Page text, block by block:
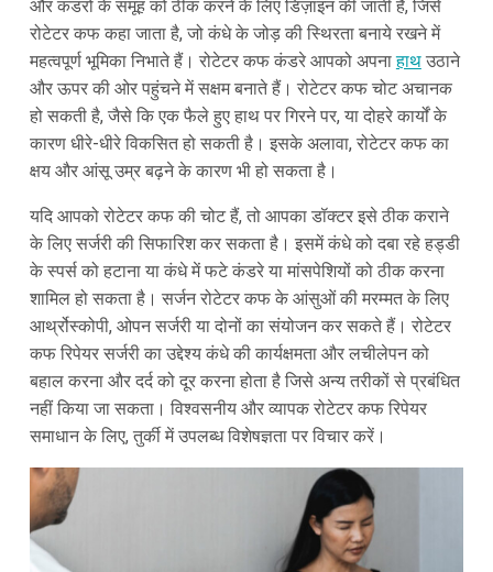
और कंडरों के समूह को ठीक करने के लिए डिज़ाइन की जाती है, जिसे
रोटेटर कफ कहा जाता है, जो कंधे के जोड़ की स्थिरता बनाये रखने में
महत्वपूर्ण भूमिका निभाते हैं। रोटेटर कफ कंडरे आपको अपनाहाथउठाने
और ऊपर की ओर पहुंचने में सक्षम बनाते हैं। रोटेटर कफ चोट अचानक
हो सकती है, जैसे कि एक फैले हुए हाथ पर गिरने पर, या दोहरे कार्यों के
कारण धीरे-धीरे विकसित हो सकती है। इसके अलावा, रोटेटर कफ का
क्षय और आंसू उम्र बढ़ने के कारण भी हो सकता है।
यदि आपको रोटेटर कफ की चोट हैं, तो आपका डॉक्टर इसे ठीक कराने
के लिए सर्जरी की सिफारिश कर सकता है। इसमें कंधे को दबा रहे हड्डी
के स्पर्स को हटाना या कंधे में फटे कंडरे या मांसपेशियों को ठीक करना
शामिल हो सकता है। सर्जन रोटेटर कफ के आंसुओं की मरम्मत के लिए
आर्थ्रोस्कोपी, ओपन सर्जरी या दोनों का संयोजन कर सकते हैं। रोटेटर
कफ रिपेयर सर्जरी का उद्देश्य कंधे की कार्यक्षमता और लचीलेपन को
बहाल करना और दर्द को दूर करना होता है जिसे अन्य तरीकों से प्रबंधित
नहीं किया जा सकता। विश्वसनीय और व्यापक रोटेटर कफ रिपेयर
समाधान के लिए, तुर्की में उपलब्ध विशेषज्ञता पर विचार करें।